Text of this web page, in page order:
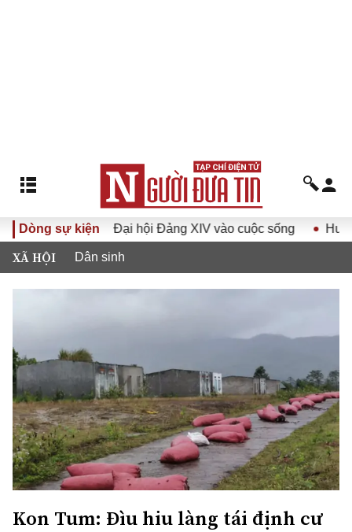
Dòng sự kiện
quyết Đại hội Đảng XIV vào cuộc sống Hướng tới Đại
XÃ HỘI Dân sinh
Kon Tum: Đìu hiu làng tái định cư